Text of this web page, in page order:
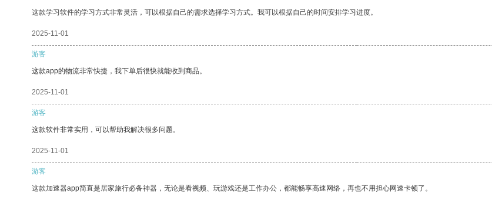
这款学习软件的学习方式非常灵活，可以根据自己的需求选择学习方式。我可以根据自己的时间安排学习进度。
2025-11-01
游客
这款app的物流非常快捷，我下单后很快就能收到商品。
2025-11-01
游客
这款软件非常实用，可以帮助我解决很多问题。
2025-11-01
游客
这款加速器app简直是居家旅行必备神器，无论是看视频、玩游戏还是工作办公，都能畅享高速网络，再也不用担心网速卡顿了。